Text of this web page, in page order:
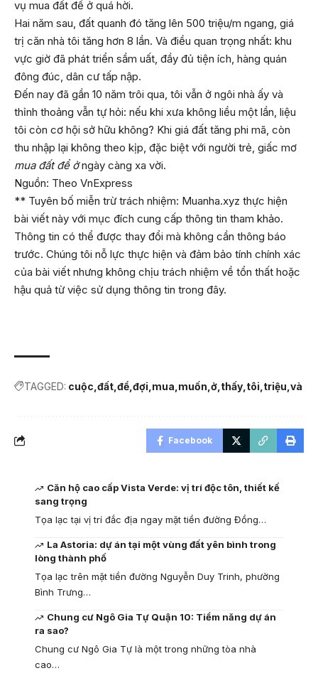
vụ mua đất để ở quá hời.
Hai năm sau, đất quanh đó tăng lên 500 triệu/m ngang, giá
trị căn nhà tôi tăng hơn 8 lần. Và điều quan trọng nhất: khu
vực giờ đã phát triển sầm uất, đầy đủ tiện ích, hàng quán
đông đúc, dân cư tấp nập.
Đến nay đã gần 10 năm trôi qua, tôi vẫn ở ngôi nhà ấy và
thỉnh thoảng vẫn tự hỏi: nếu khi xưa không liều một lần, liệu
tôi còn cơ hội sở hữu không? Khi giá đất tăng phi mã, còn
thu nhập lại không theo kịp, đặc biệt với người trẻ, giấc mơ
mua đất để ởngày càng xa vời.
Nguồn: Theo VnExpress
** Tuyên bố miễn trừ trách nhiệm: Muanha.xyz thực hiện
bài viết này với mục đích cung cấp thông tin tham khảo.
Thông tin có thể được thay đổi mà không cần thông báo
trước. Chúng tôi nỗ lực thực hiện và đảm bảo tính chính xác
của bài viết nhưng không chịu trách nhiệm về tổn thất hoặc
hậu quả từ việc sử dụng thông tin trong đây.
TAGGED: cuộc đất để đợi mua muốn ở thấy tôi triệu và
Facebook
Căn hộ cao cấp Vista Verde: vị trí độc tôn, thiết kế
sang trọng
Tọa lạc tại vị trí đắc địa ngay mặt tiền đường Đồng…
La Astoria: dự án tại một vùng đất yên bình trong
lòng thành phố
Tọa lạc trên mặt tiền đường Nguyễn Duy Trinh, phường
Bình Trưng…
Chung cư Ngô Gia Tự Quận 10: Tiềm năng dự án
ra sao?
Chung cư Ngô Gia Tự là một trong những tòa nhà
cao…